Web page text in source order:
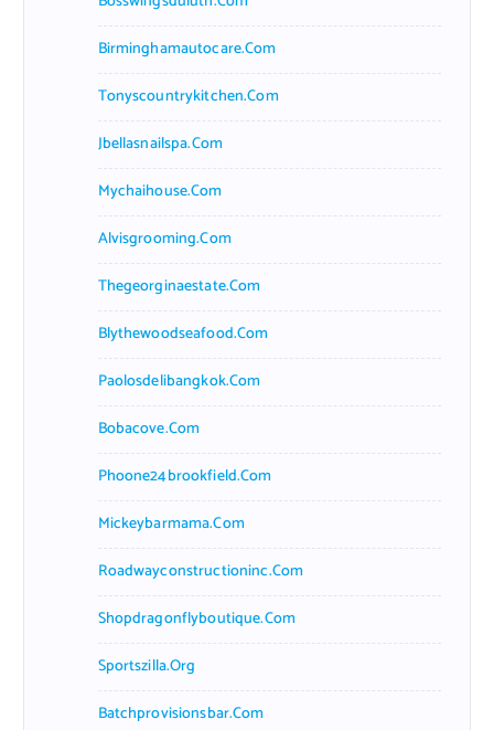
Birminghamautocare.com
Tonyscountrykitchen.com
Jbellasnailspa.com
Mychaihouse.com
Alvisgrooming.com
Thegeorginaestate.com
Blythewoodseafood.com
Paolosdelibangkok.com
Bobacove.com
Phoone24brookfield.com
Mickeybarmama.com
Roadwayconstructioninc.com
Shopdragonflyboutique.com
Sportszilla.org
Batchprovisionsbar.com